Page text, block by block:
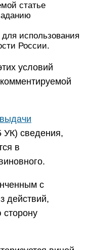
статье
использования
России.
условий
выдачи
УК) сведения,
в
с
действий,
сторону